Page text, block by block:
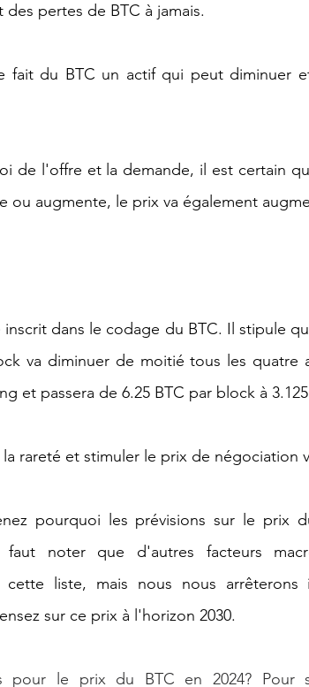
pertes de BTC à jamais.
fait du BTC un actif qui peut diminuer
de l'offre et la demande, il est certain
ou augmente, le prix va également
dans le codage du BTC. Il stipule
va diminuer de moitié tous les quatre
et passera de 6.25 BTC par block à
rareté et stimuler le prix de négociation
pourquoi les prévisions sur le prix
faut noter que d'autres facteurs
cette liste, mais nous nous arrêterons
sur ce prix à l'horizon 2030.
pour le prix du BTC en 2024? Pour